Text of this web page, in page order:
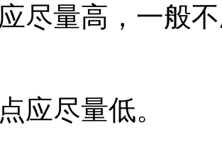
尽量高，一般
应尽量低。